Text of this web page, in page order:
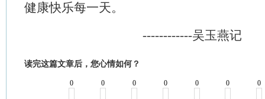
健康快乐每一天。
------------吴玉燕记
读完这篇文章后，您心情如何？
0 0 0 0 0 0 0